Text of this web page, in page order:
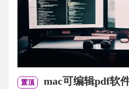
置顶
mac可编辑pdf软